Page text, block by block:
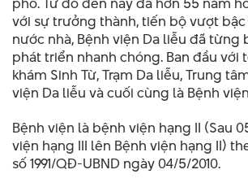
với sự trưởng thành, tiến bộ vượt
nước nhà, Bệnh viện Da liễu đã từng
phát triển nhanh chóng. Ban đầu với
khám Sinh Từ, Trạm Da liễu, Trung
viện Da liễu và cuối cùng là Bệnh
Bệnh viện là bệnh viện hạng II (Sau
viện hạng III lên Bệnh viện hạng II)
số 1991/QĐ-UBND ngày 04/5/2010.